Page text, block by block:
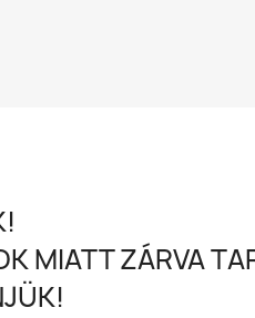
MIATT ZÁRVA